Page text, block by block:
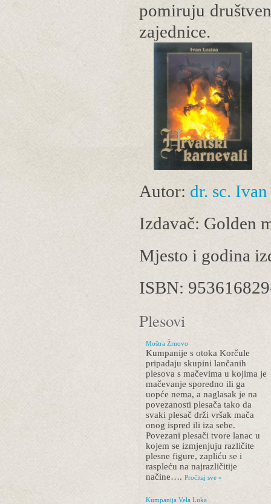
pomiruju
zajednice.
Autor: dr. sc.
Izdavač: Golden
Mjesto i godina
ISBN:
Plesovi
Moštra Žrnovo
Kumpanije s otoka Korčule
pripadaju skupini lančanih
plesova s mačevima u kojima je
mačevanje sporedno ili ga
uopće nema, a naglasak je na
povezanosti plesača tako da
svaki plesač drži vršak mača
onog ispred ili iza sebe.
Povezani plesači tvore lanac u
kojem se izmjenjuju različite
plesne figure, zapliću se i
raspleću na najrazličitije
načine…. Pročitaj sve »
Kumpanija Vela Luka